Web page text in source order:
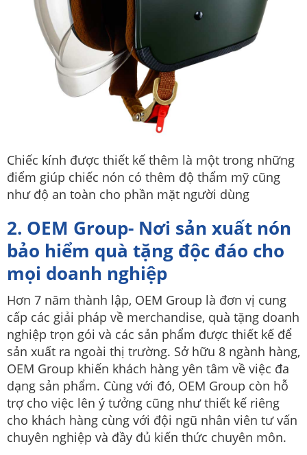
Chiếc kính được thiết kế thêm là một trong những
điểm giúp chiếc nón có thêm độ thẩm mỹ cũng
như độ an toàn cho phần mặt người dùng
2. OEM Group- Nơi sản xuất nón
bảo hiểm quà tặng độc đáo cho
mọi doanh nghiệp
Hơn 7 năm thành lập, OEM Group là đơn vị cung
cấp các giải pháp về merchandise, quà tặng doanh
nghiệp trọn gói và các sản phẩm được thiết kế để
sản xuất ra ngoài thị trường. Sở hữu 8 ngành hàng,
OEM Group khiến khách hàng yên tâm về việc đa
dạng sản phẩm. Cùng với đó, OEM Group còn hỗ
trợ cho việc lên ý tưởng cũng như thiết kế riêng
cho khách hàng cùng với đội ngũ nhân viên tư vấn
chuyên nghiệp và đầy đủ kiến thức chuyên môn.